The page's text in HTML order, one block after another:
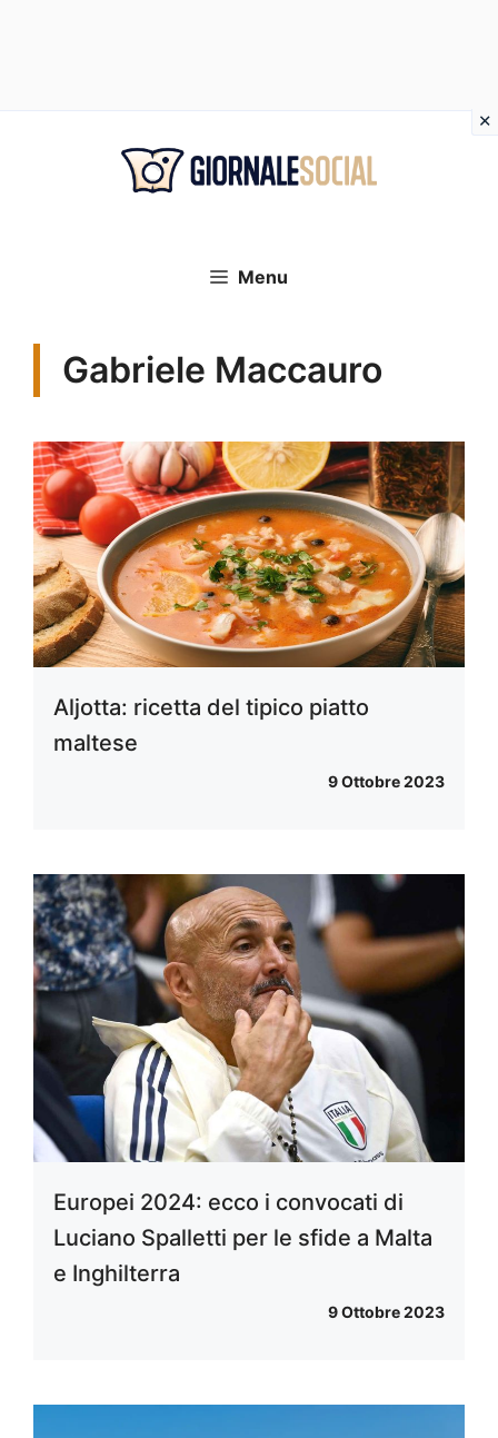
Menu
Gabriele Maccauro
Aljotta: ricetta del tipico piatto
maltese
9 Ottobre 2023
Europei 2024: ecco i convocati di
Luciano Spalletti per le sfide a Malta
e Inghilterra
9 Ottobre 2023